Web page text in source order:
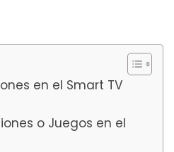
en el Smart TV
o Juegos en el